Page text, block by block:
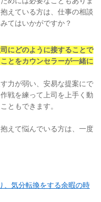
えている方は、仕事の相談
てはいかがですか？
にどのように接することで
とをカウンセラーが一緒に
力が弱い、安易な提案にで
戦を練って上司を上手く動
ともできます。
えて悩んでいる方は、一度